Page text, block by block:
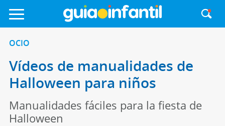
OCIO
Vídeos de manualidades de
Halloween para niños
Manualidades fáciles para la fiesta de
Halloween